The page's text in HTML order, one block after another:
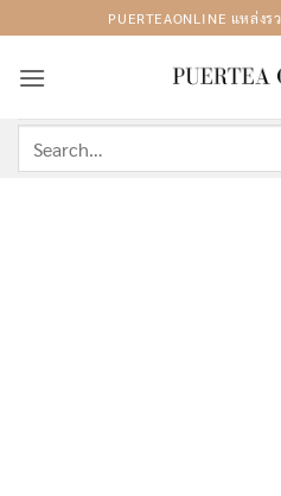
to
content
PUERTEAONLINE แหล่ง
for: